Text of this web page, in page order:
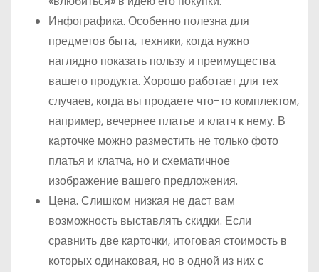
Инфографика. Особенно полезна для
предметов быта, техники, когда нужно
наглядно показать пользу и преимущества
вашего продукта. Хорошо работает для тех
случаев, когда вы продаете что-то комплектом,
например, вечернее платье и клатч к нему. В
карточке можно разместить не только фото
платья и клатча, но и схематичное
изображение вашего предложения.
Цена. Слишком низкая не даст вам
возможность выставлять скидки. Если
сравнить две карточки, итоговая стоимость в
которых одинаковая, но в одной из них с